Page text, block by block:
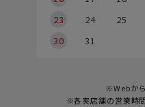
23
24 25
30
31
※Webか
※各実店舗の営業時